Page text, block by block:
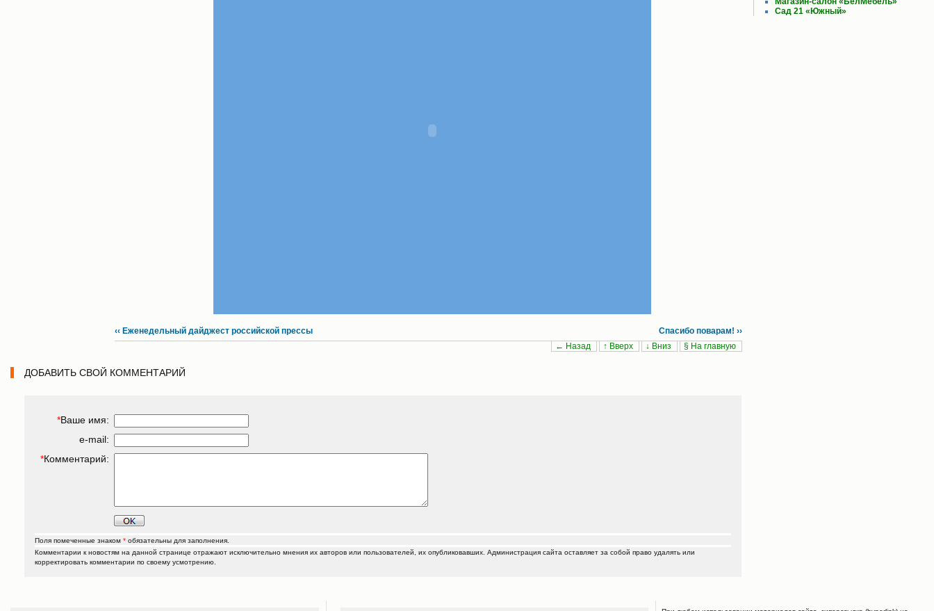
‹‹ Еженедельный дайджест российской прессы
Спасибо поварам! ››
← Назад
↑ Вверх ↓ Вниз § На главную
ДОБАВИТЬ СВОЙ КОММЕНТАРИЙ
*Ваше имя:
e-mail:
*Комментарий:
Поля помеченные знаком * обязательны для заполнения.
Комментарии к новостям на данной странице отражают исключительно мнения их авторов или пользователей, их опубликовавших. Администрация сайта оставляет за собой право удалять или
корректировать комментарии по своему усмотрению.
Сад 21 «Южный»